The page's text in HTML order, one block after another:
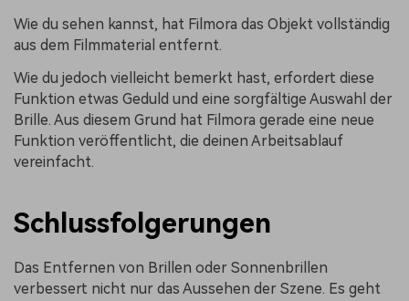
Wie du sehen kannst, hat Filmora das Objekt vollständig
aus dem Filmmaterial entfernt.
Wie du jedoch vielleicht bemerkt hast, erfordert diese
Funktion etwas Geduld und eine sorgfältige Auswahl der
Brille. Aus diesem Grund hat Filmora gerade eine neue
Funktion veröffentlicht, die deinen Arbeitsablauf
vereinfacht.
Schlussfolgerungen
Das Entfernen von Brillen oder Sonnenbrillen
verbessert nicht nur das Aussehen der Szene. Es geht